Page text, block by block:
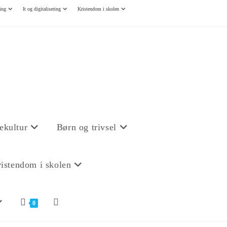
It og digitalisering Kristendom i skolen
Børn og trivsel
i skolen
0